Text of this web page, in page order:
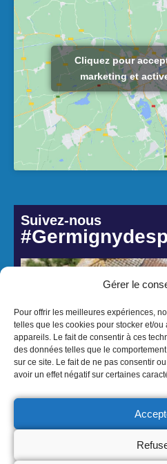
Gérer le
Pour offrir les meilleures expériences,
telles que les cookies pour stocker et/
appareils. Le fait de consentir à ces
des données telles que le
sur ce site. Le fait de ne pas consentir
avoir un effet négatif sur certaines
Cliquez pour
marketing et
Suivez-nous